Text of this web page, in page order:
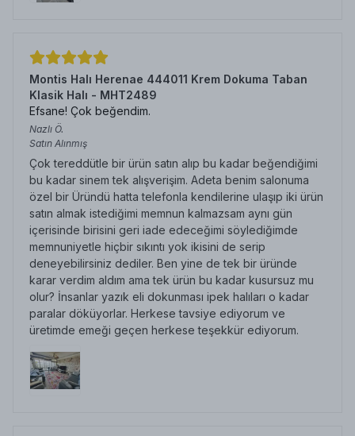
Montis Halı Herenae 444011 Krem Dokuma Taban
Klasik Halı - MHT2489
Efsane! Çok beğendim.
Nazlı Ö.
Satın Alınmış
Çok tereddütle bir ürün satın alıp bu kadar beğendiğimi
bu kadar sinem tek alışverişim. Adeta benim salonuma
özel bir Üründü hatta telefonla kendilerine ulaşıp iki ürün
satın almak istediğimi memnun kalmazsam aynı gün
içerisinde birisini geri iade edeceğimi söylediğimde
memnuniyetle hiçbir sıkıntı yok ikisini de serip
deneyebilirsiniz dediler. Ben yine de tek bir üründe
karar verdim aldım ama tek ürün bu kadar kusursuz mu
olur? İnsanlar yazık eli dokunması ipek halıları o kadar
paralar döküyorlar. Herkese tavsiye ediyorum ve
üretimde emeği geçen herkese teşekkür ediyorum.